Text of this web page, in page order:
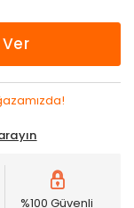
%100 Güvenli